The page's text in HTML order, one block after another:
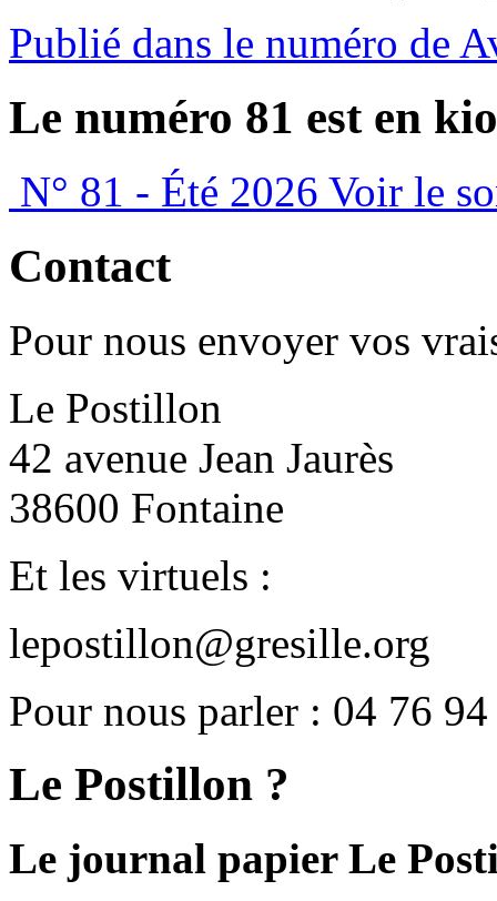
Publié dans le numéro de
Le numéro 81 est en
N° 81 - Été 2026 Voir le
Contact
Pour nous envoyer vos
Le Postillon
42 avenue Jean Jaurès
38600 Fontaine
Et les virtuels :
lepostillon@gresille.org
Pour nous parler : 04 76
Le Postillon ?
Le journal papier Le